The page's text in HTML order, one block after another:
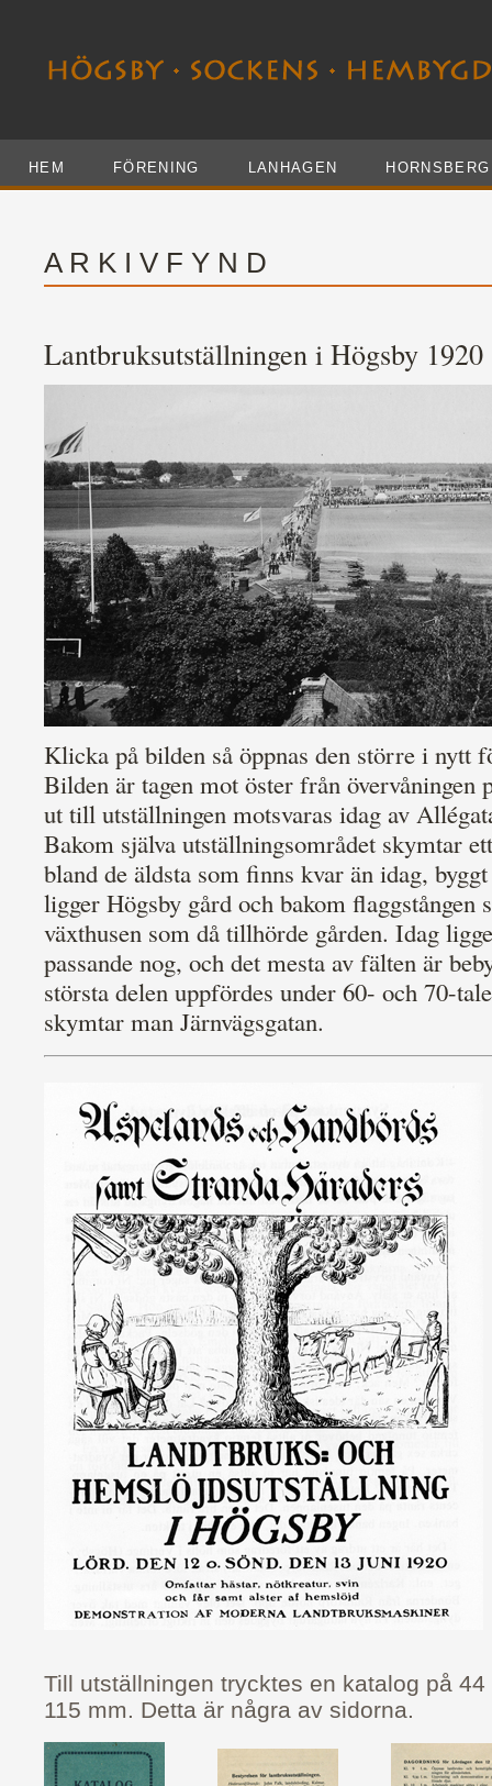
HEM FÖRENING LANHAGEN HORNSBERG
A R K I V F Y N D
Lantbruksutställningen i Högsby 1920
Klicka på bilden så öppnas den större i nytt
Bilden är tagen mot öster från övervåningen
ut till utställningen motsvaras idag av
Bakom själva utställningsområdet skymtar
bland de äldsta som finns kvar än idag,
ligger Högsby gård och bakom flaggstången
växthusen som då tillhörde gården. Idag
passande nog, och det mesta av fälten är
största delen uppfördes under 60- och 70-
skymtar man Järnvägsgatan.
Till utställningen trycktes en katalog på
115 mm. Detta är några av sidorna.